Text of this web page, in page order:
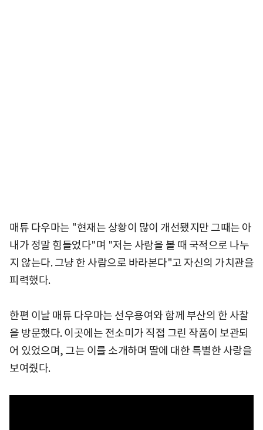
매튜 다우마는 "현재는 상황이 많이 개선됐지만 그때는 아
내가 정말 힘들었다"며 "저는 사람을 볼 때 국적으로 나누
지 않는다. 그냥 한 사람으로 바라본다"고 자신의 가치관을
피력했다.
한편 이날 매튜 다우마는 선우용여와 함께 부산의 한 사찰
을 방문했다. 이곳에는 전소미가 직접 그린 작품이 보관되
어 있었으며, 그는 이를 소개하며 딸에 대한 특별한 사랑을
보여줬다.